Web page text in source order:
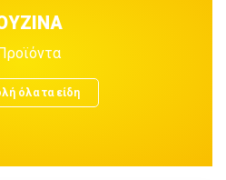
Προϊόντα
όλα τα είδη